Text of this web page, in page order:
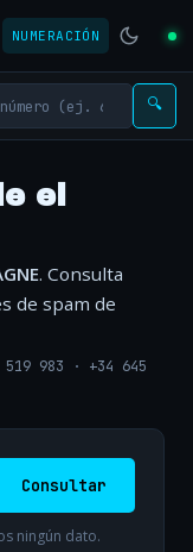
NUMERACIÓN
🔍
el
. Consulta
de spam de
519 983 · +34 645
Consultar
ningún dato.